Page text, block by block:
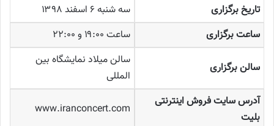
تاریخ برگزاری
سه شنبه ۶ اسفند ۱۳۹۸
ساعت برگزاری
ساعت ۱۹:۰۰ و ۲۲:۰۰
سالن برگزاری
سالن میلاد نمایشگاه بین
المللی
آدرس سایت فروش اینترنتی
بلیت
www.iranconcert.com